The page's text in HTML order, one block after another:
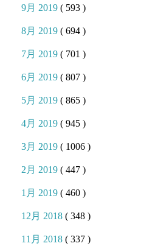
9月 2019( 593 )
8月 2019( 694 )
7月 2019( 701 )
6月 2019( 807 )
5月 2019( 865 )
4月 2019( 945 )
3月 2019( 1006 )
2月 2019( 447 )
1月 2019( 460 )
12月 2018( 348 )
11月 2018( 337 )